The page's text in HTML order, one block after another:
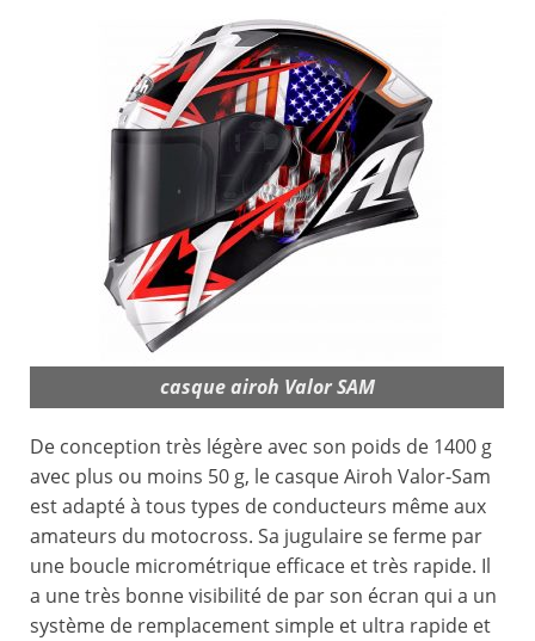
casque airoh Valor SAM
De conception très légère avec son poids de 1400 g
avec plus ou moins 50 g, le casque Airoh Valor-Sam
est adapté à tous types de conducteurs même aux
amateurs du motocross. Sa jugulaire se ferme par
une boucle micrométrique efficace et très rapide. Il
a une très bonne visibilité de par son écran qui a un
système de remplacement simple et ultra rapide et